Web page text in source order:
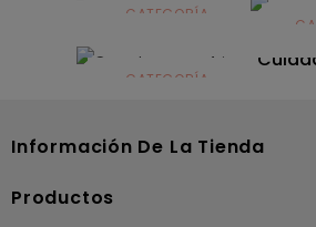
infantilCATEGORÍA
Dermocosmética
CATEGORÍA
Información De La Tienda
Productos